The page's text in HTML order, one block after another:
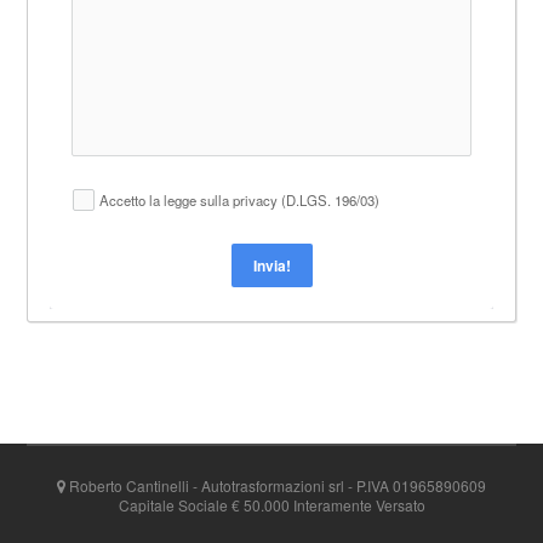
Accetto la legge sulla privacy (D.LGS. 196/03)
Invia!
Alternative:
Roberto Cantinelli - Autotrasformazioni srl - P.IVA 01965890609
Capitale Sociale € 50.000 Interamente Versato